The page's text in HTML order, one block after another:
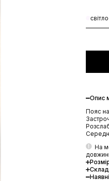
Опис
Пояс на
На